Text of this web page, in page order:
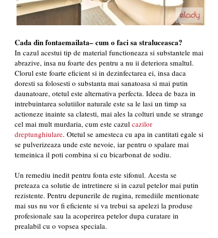
Cada din fontaemailata– cum o faci sa straluceasca?
In cazul acestui tip de material functioneaza si substantele mai
abrazive, insa nu foarte des pentru a nu ii deteriora smaltul.
Clorul este foarte eficient si in dezinfectarea ei, insa daca
doresti sa folosesti o substanta mai sanatoasa si mai putin
daunatoare, otetul este alternativa perfecta. Ideea de baza in
intrebuintarea solutiilor naturale este sa le lasi un timp sa
actioneze inainte sa clatesti, mai ales la colturi unde se strange
cel mai mult murdaria, cum este cazul cazilor
dreptunghiulare. Otetul se amesteca cu apa in cantitati egale si
se pulverizeaza unde este nevoie, iar pentru o spalare mai
temeinica il poti combina si cu bicarbonat de sodiu.
Un remediu inedit pentru fonta este sifonul. Acesta se
preteaza ca solutie de intretinere si in cazul petelor mai putin
rezistente. Pentru depunerile de rugina, remediile mentionate
mai sus nu vor fi eficiente si va trebui sa apelezi la produse
profesionale sau la acoperirea petelor dupa curatare in
prealabil cu o vopsea speciala.